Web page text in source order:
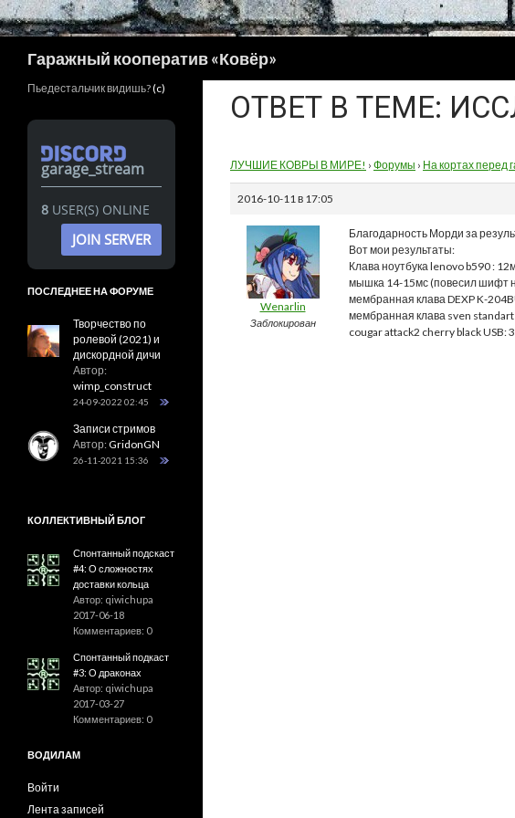
Гаражный кооператив «Ковёр»
ОТВЕТ В ТЕМЕ:
ЛУЧШИЕ КОВРЫ В МИРЕ! › Форумы › На кортах перед
2016-10-11 в 17:05
Wenarlin
Заблокирован
Благодарность Морди за
Вот мои результаты:
Клава ноутбука lenovo b590 :
мышка 14-15мс (повесил шифт
мембранная клава DEXP K-
мембранная клава sven standart
cougar attack2 cherry black USB:
Пьедестальчик видишь?(c)
garage_stream
8 USER(S) ONLINE
JOIN SERVER
ПОСЛЕДНЕЕ НА ФОРУМЕ
Творчество по
ролевой (2021) и
дискордной дичи
Автор:
wimp_construct
24-09-2022 02:45
Записи стримов
Автор:GridonGN
26-11-2021 15:36
КОЛЛЕКТИВНЫЙ БЛОГ
Спонтанный подскаст
#4: О сложностях
доставки кольца
Автор: qiwichupa
2017-06-18
Комментариев: 0
Спонтанный подкаст
#3: О драконах
Автор: qiwichupa
2017-03-27
Комментариев: 0
ВОДИЛАМ
Войти
Лента записей